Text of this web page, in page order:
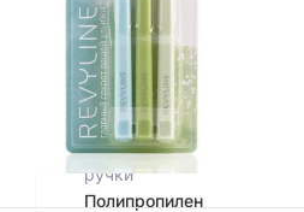
Длина
щетины,
мм
11 мм
Материал
ручки
Полипропилен